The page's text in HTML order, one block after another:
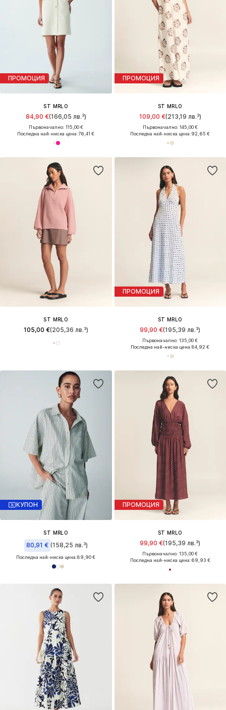
ПРОМОЦИЯ
ST MRLO
84,90 €(166,05 лв.³)
Първоначално: 115,00 €
Последна най-ниска цена:76,41 €
ПРОМОЦИЯ
ST MRLO
109,00 €(213,19 лв.³)
Първоначално: 145,00 €
Последна най-ниска цена:92,65 €
ST MRLO
105,00 €(205,36 лв.³)
ПРОМОЦИЯ
ST MRLO
99,90 €(195,39 лв.³)
Първоначално: 135,00 €
Последна най-ниска цена:84,92 €
КУПОН
ST MRLO
80,91 € (158,25 лв.³)
Последна най-ниска цена:89,90 €
ПРОМОЦИЯ
ST MRLO
99,90 €(195,39 лв.³)
Първоначално: 135,00 €
Последна най-ниска цена:69,93 €